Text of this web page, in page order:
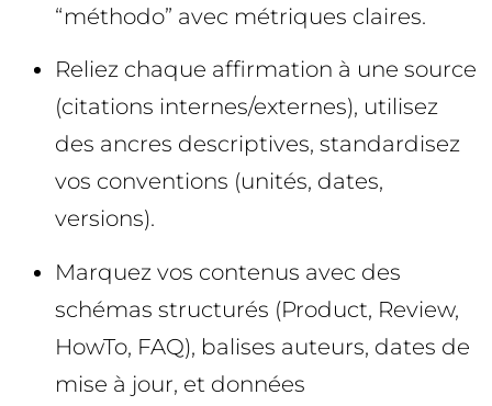
“méthodo” avec métriques claires.
Reliez chaque affirmation à une source
(citations internes/externes), utilisez
des ancres descriptives, standardisez
vos conventions (unités, dates,
versions).
Marquez vos contenus avec des
schémas structurés (Product, Review,
HowTo, FAQ), balises auteurs, dates de
mise à jour, et données